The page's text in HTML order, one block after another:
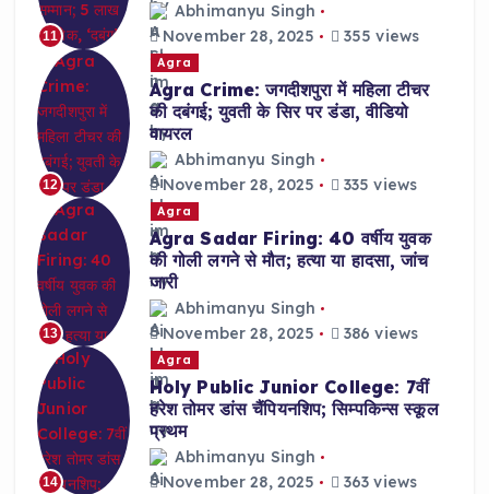
11
Abhimanyu Singh
November 28, 2025
355 views
12
Agra
Agra Crime: जगदीशपुरा में महिला टीचर
की दबंगई; युवती के सिर पर डंडा, वीडियो
वायरल
Abhimanyu Singh
November 28, 2025
335 views
13
Agra
Agra Sadar Firing: 40 वर्षीय युवक
की गोली लगने से मौत; हत्या या हादसा, जांच
जारी
Abhimanyu Singh
November 28, 2025
386 views
14
Agra
Holy Public Junior College: 7वीं
हरेश तोमर डांस चैंपियनशिप; सिम्पकिन्स स्कूल
प्रथम
Abhimanyu Singh
November 28, 2025
363 views